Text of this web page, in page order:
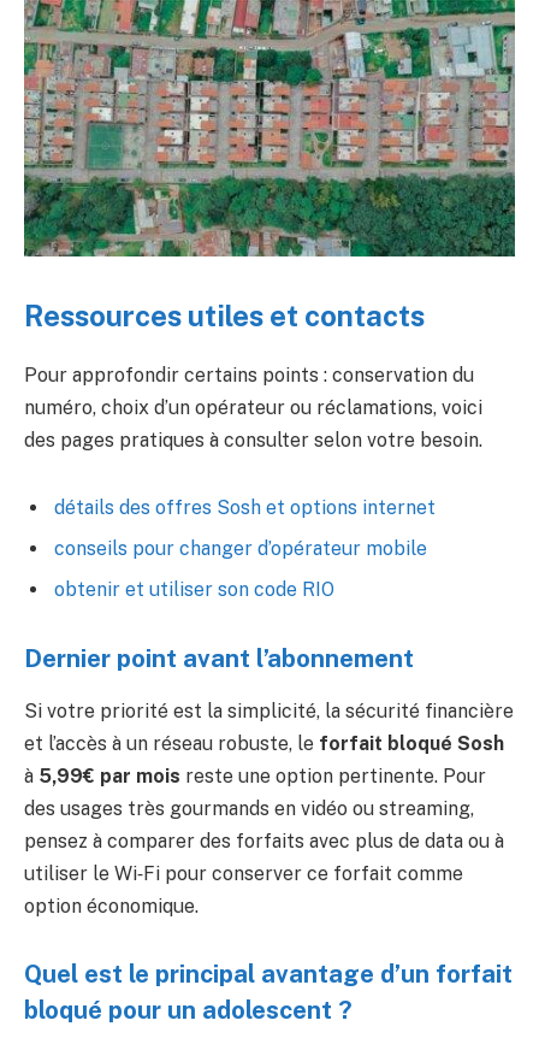
Ressources utiles et contacts
Pour approfondir certains points : conservation du
numéro, choix d’un opérateur ou réclamations, voici
des pages pratiques à consulter selon votre besoin.
détails des offres Sosh et options internet
conseils pour changer d’opérateur mobile
obtenir et utiliser son code RIO
Dernier point avant l’abonnement
Si votre priorité est la simplicité, la sécurité financière
et l’accès à un réseau robuste, le forfait bloqué Sosh
à 5,99€ par mois reste une option pertinente. Pour
des usages très gourmands en vidéo ou streaming,
pensez à comparer des forfaits avec plus de data ou à
utiliser le Wi‑Fi pour conserver ce forfait comme
option économique.
Quel est le principal avantage d’un forfait
bloqué pour un adolescent ?